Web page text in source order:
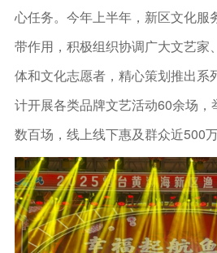
心任务。今年上半年，新区文化服
带作用，积极组织协调广大文艺家
体和文化志愿者，精心策划推出系
计开展各类品牌文艺活动60余场，
数百场，线上线下惠及群众近500万